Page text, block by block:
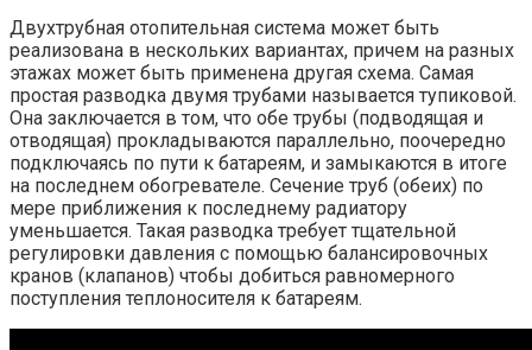
Двухтрубная отопительная система может быть
реализована в нескольких вариантах, причем на разных
этажах может быть применена другая схема. Самая
простая разводка двумя трубами называется тупиковой.
Она заключается в том, что обе трубы (подводящая и
отводящая) прокладываются параллельно, поочередно
подключаясь по пути к батареям, и замыкаются в итоге
на последнем обогревателе. Сечение труб (обеих) по
мере приближения к последнему радиатору
уменьшается. Такая разводка требует тщательной
регулировки давления с помощью балансировочных
кранов (клапанов) чтобы добиться равномерного
поступления теплоносителя к батареям.